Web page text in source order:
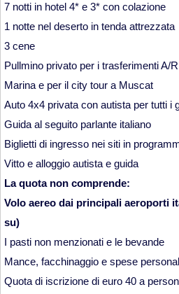
7 notti in hotel 4* e 3* con colazione
1 notte nel deserto in tenda attrezzata
3 cene
Pullmino privato per i trasferimenti A/
Marina e per il city tour a Muscat
Auto 4x4 privata con autista per tutti i
Guida al seguito parlante italiano
Biglietti di ingresso nei siti in
Vitto e alloggio autista e guida
La quota non comprende:
Volo aereo dai principali aeroporti
su)
I pasti non menzionati e le bevande
Mance, facchinaggio e spese
Quota di iscrizione di euro 40 a